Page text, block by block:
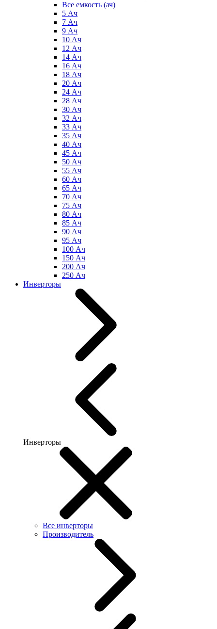
Все емкость (ач)
5 Ач
7 Ач
9 Ач
10 Ач
12 Ач
14 Ач
16 Ач
18 Ач
20 Ач
24 Ач
28 Ач
30 Ач
32 Ач
33 Ач
35 Ач
40 Ач
45 Ач
50 Ач
55 Ач
60 Ач
65 Ач
70 Ач
75 Ач
80 Ач
85 Ач
90 Ач
95 Ач
100 Ач
150 Ач
200 Ач
250 Ач
Инверторы
Инверторы
Все инверторы
Производитель